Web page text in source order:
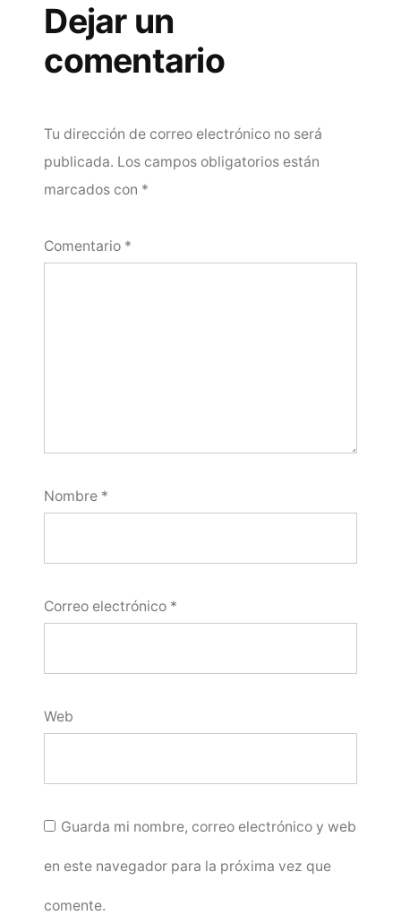
Dejar un
comentario
Tu dirección de correo electrónico no será
publicada. Los campos obligatorios están
marcados con *
Comentario *
Nombre *
Correo electrónico *
Web
Guarda mi nombre, correo electrónico y web
en este navegador para la próxima vez que
comente.